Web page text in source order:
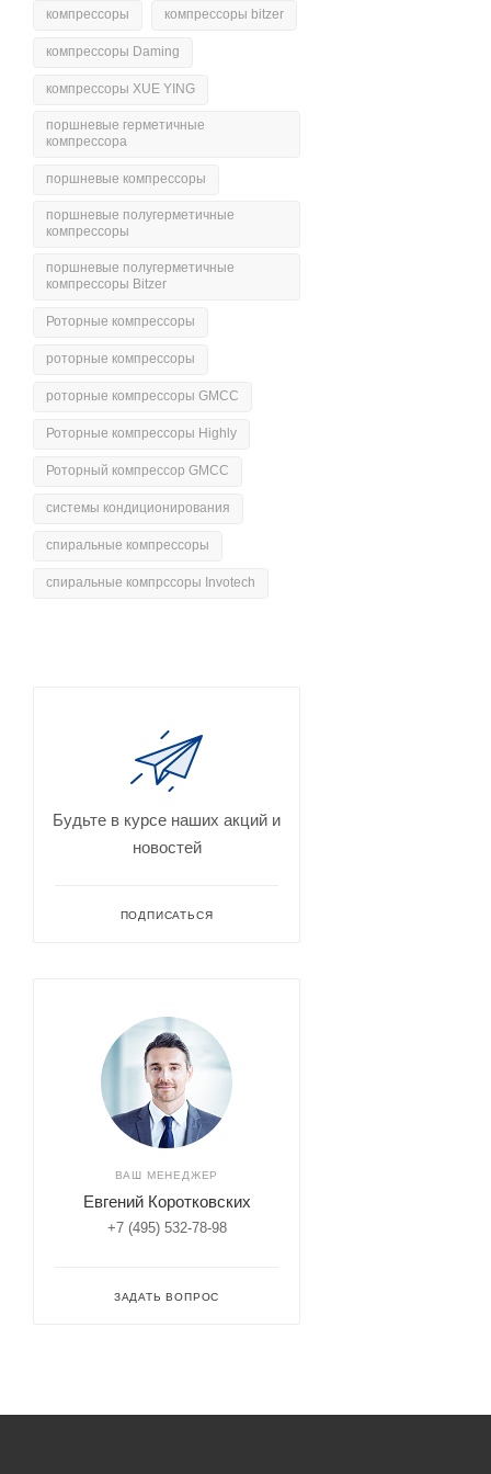
компрессоры компрессоры bitzer
компрессоры Daming
компрессоры XUE YING
поршневые герметичные
компрессора
поршневые компрессоры
поршневые полугерметичные
компрессоры
поршневые полугерметичные
компрессоры Bitzer
Роторные компрессоры
роторные компрессоры
роторные компрессоры GMCC
Роторные компрессоры Highly
Роторный компрессор GMCC
системы кондиционирования
спиральные компрессоры
спиральные компрссоры Invotech
Будьте в курсе наших акций и
новостей
ПОДПИСАТЬСЯ
ВАШ МЕНЕДЖЕР
Евгений Коротковских
+7 (495) 532-78-98
ЗАДАТЬ ВОПРОС